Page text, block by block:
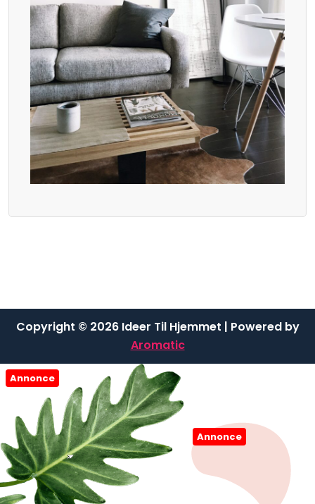
Copyright © 2026 Ideer Til Hjemmet | Powered by
Aromatic
Annonce
Annonce